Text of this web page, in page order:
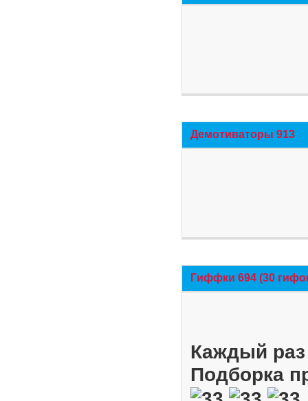
Демотиваторы 913
Гиффки 694 (30
Каждый
Подборка